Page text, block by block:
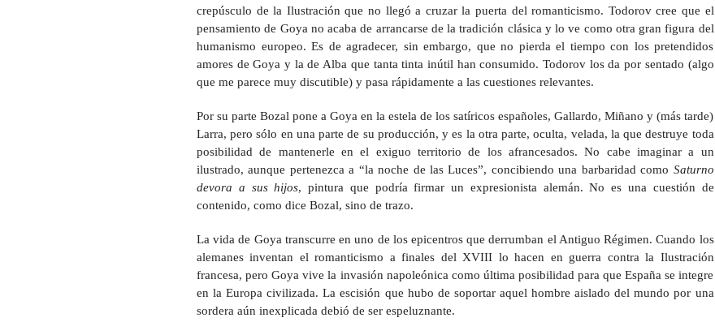
crepúsculo de la Ilustración que no llegó a cruzar la puerta del romanticismo. Todorov cree que el
pensamiento de Goya no acaba de arrancarse de la tradición clásica y lo ve como otra gran figura del
humanismo europeo. Es de agradecer, sin embargo, que no pierda el tiempo con los pretendidos
amores de Goya y la de Alba que tanta tinta inútil han consumido. Todorov los da por sentado (algo
que me parece muy discutible) y pasa rápidamente a las cuestiones relevantes.
Por su parte Bozal pone a Goya en la estela de los satíricos españoles, Gallardo, Miñano y (más tarde)
Larra, pero sólo en una parte de su producción, y es la otra parte, oculta, velada, la que destruye toda
posibilidad de mantenerle en el exiguo territorio de los afrancesados. No cabe imaginar a un
ilustrado, aunque pertenezca a “la noche de las Luces”, concibiendo una barbaridad como Saturno
devora a sus hijos, pintura que podría firmar un expresionista alemán. No es una cuestión de
contenido, como dice Bozal, sino de trazo.
La vida de Goya transcurre en uno de los epicentros que derrumban el Antiguo Régimen. Cuando los
alemanes inventan el romanticismo a finales del XVIII lo hacen en guerra contra la Ilustración
francesa, pero Goya vive la invasión napoleónica como última posibilidad para que España se integre
en la Europa civilizada. La escisión que hubo de soportar aquel hombre aislado del mundo por una
sordera aún inexplicada debió de ser espeluznante.